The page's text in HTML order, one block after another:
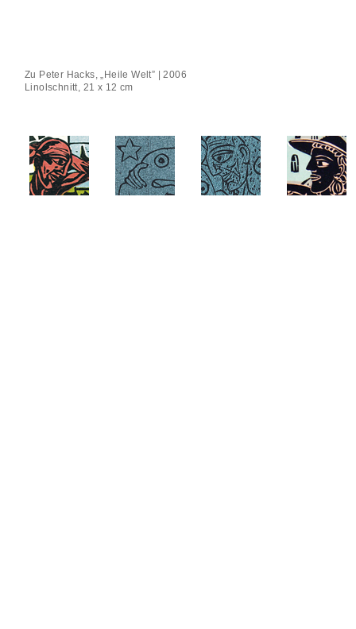
Zu Peter Hacks, „Heile Welt” | 2006
Linolschnitt, 21 x 12 cm